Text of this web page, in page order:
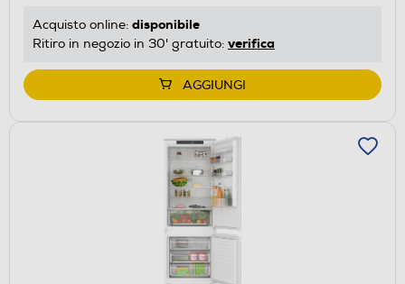
energetico
Youreko.
Acquisto online: disponibile
Ritiro in negozio in 30' gratuito: verifica
AGGIUNGI